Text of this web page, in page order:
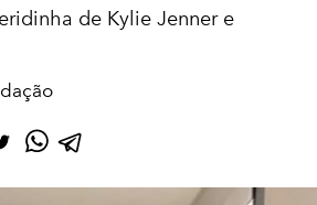
de Kylie Jenner e